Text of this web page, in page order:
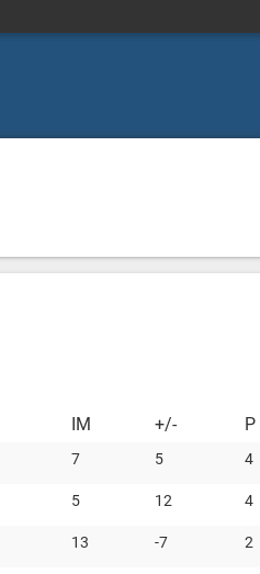
IM +/- P
7 5 4
5 12 4
13 -7 2